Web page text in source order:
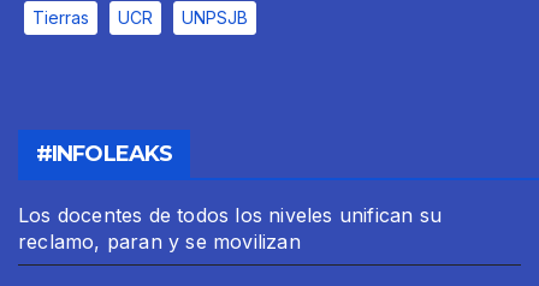
Tierras UCR UNPSJB
#INFOLEAKS
Los docentes de todos los niveles unifican su
reclamo, paran y se movilizan